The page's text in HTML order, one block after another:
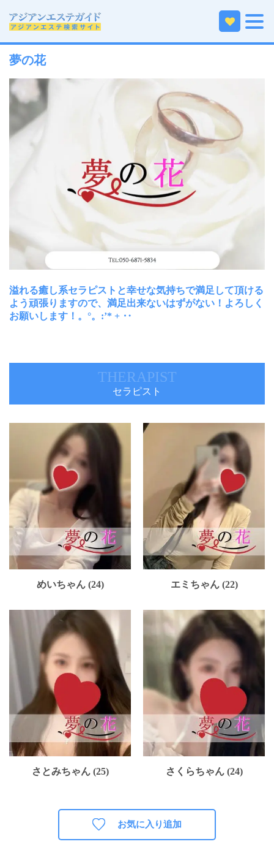
ホーム 関東エリアのアジアンエステ
埼玉のアジアンエステ 越谷・春日部のアジアンエステ
夢の花
溢れる癒し系セラピストと幸せな気持ちで満足して頂ける
よう頑張りますので、満足出来ないはずがない！よろしく
お願いします！。°。:’* + ‥
THERAPIST
セラピスト
めいちゃん (24) エミちゃん (22)
さとみちゃん (25) さくらちゃん (24)
お気に入り追加